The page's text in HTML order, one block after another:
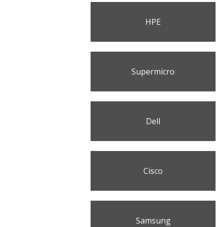
HPE
Supermicro
Dell
Cisco
Samsung